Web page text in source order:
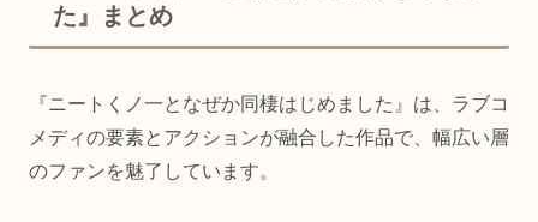
た』まとめ
『ニートくノ一となぜか同棲はじめました』は、ラブコ
メディの要素とアクションが融合した作品で、幅広い層
のファンを魅了しています。